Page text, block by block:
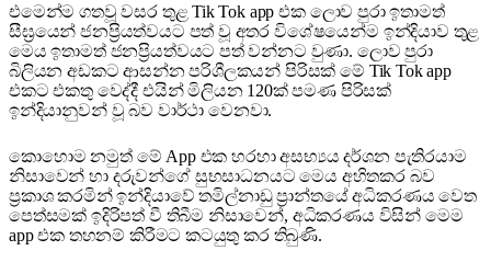
එමෙන්ම ගතවූ වසර තුළ Tik Tok app එක ලොව පුරා ඉතාමත්
සීඝ්‍රයෙන් ජනප්‍රියත්වයට පත් වූ අතර විශේෂයෙන්ම ඉන්දියාව තුළ
මෙය ඉතාමත් ජනප්‍රියත්වයට පත් වන්නට වුණා. ලොව පුරා
බිලියන අඩකට ආසන්න පරිශීලකයන් පිරිසක් මේ Tik Tok app
එකට එකතු වෙද්දී එයින් මිලියන 120ක් පමණ පිරිසක්
ඉන්දියානුවන් වූ බව වාර්ථා වෙනවා.
කොහොම නමුත් මේ App එක හරහා අසභ්‍යය දර්ශන පැතිරයාම
නිසාවෙන් හා දරුවන්ගේ සුභසාධනයට මෙය අහිතකර බව
ප්‍රකාශ කරමින් ඉන්දියාවේ තමිල්නාඩු ප්‍රාන්තයේ අධිකරණය වෙත
පෙත්සමක් ඉදිරිපත් වී තිබීම නිසාවෙන්, අධිකරණය විසින් මෙම
app එක තහනම් කිරීමට කටයුතු කර තිබුණි.